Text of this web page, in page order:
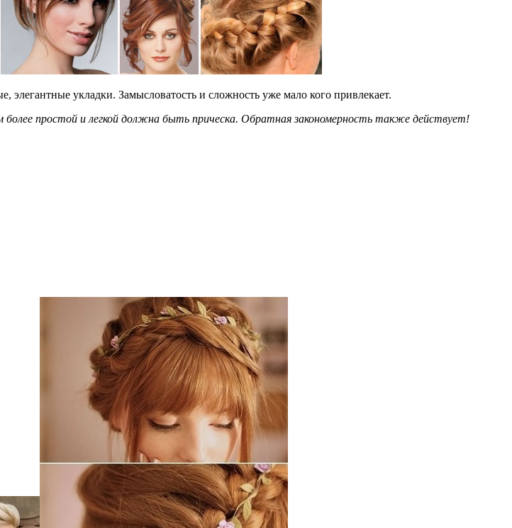
элегантные укладки. Замысловатость и сложность уже мало кого привлекает.
более простой и легкой должна быть прическа. Обратная закономерность также действует!